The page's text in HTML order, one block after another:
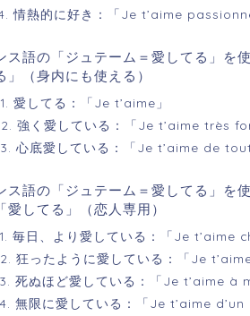
情熱的に好き：「Je t’aime
ス語の「ジュテーム＝愛してる」を
」（身内にも使える）
愛してる：「Je t’aime」
強く愛している：「Je t’aime très
心底愛している：「Je t’aime de
ス語の「ジュテーム＝愛してる」を
愛してる」（恋人専用）
毎日、より愛している：「Je
狂ったように愛している：「Je
死ぬほど愛している：「Je t’aime à
無限に愛している：「Je t’aime